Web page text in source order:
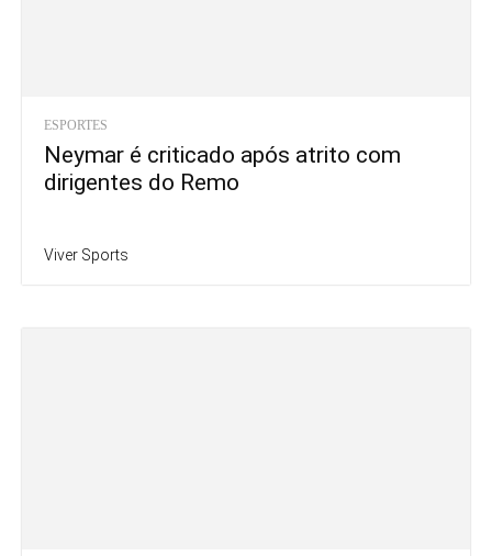
ESPORTES
Neymar é criticado após atrito com
dirigentes do Remo
Viver Sports